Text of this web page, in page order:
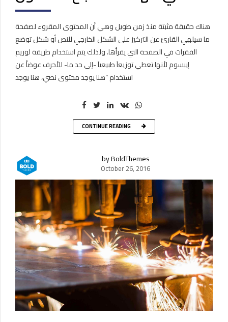
هناك حقيقة مثبتة منذ زمن طويل وهي أن المحتوى المقروء لصفحة
ما سيلهي القارئ عن التركيز على الشكل الخارجي للنص أو شكل توضع
الفقرات في الصفحة التي يقرأها. ولذلك يتم استخدام طريقة لوريم
إيبسوم لأنها تعطي توزيعاَ طبيعياَ -إلى حد ما- للأحرف عوضاً عن
استخدام “هنا يوجد محتوى نصي، هنا يوجد
CONTINUE READING
by BoldThemes
October 26, 2016